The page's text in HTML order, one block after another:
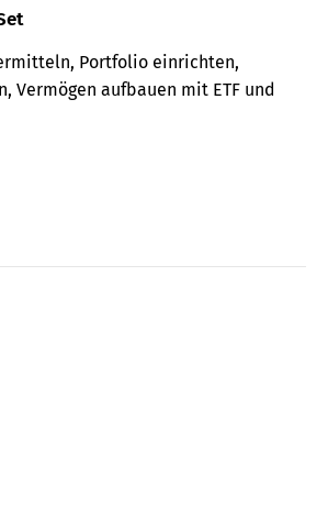
Portfolio einrichten,
Vermögen aufbauen mit ETF und